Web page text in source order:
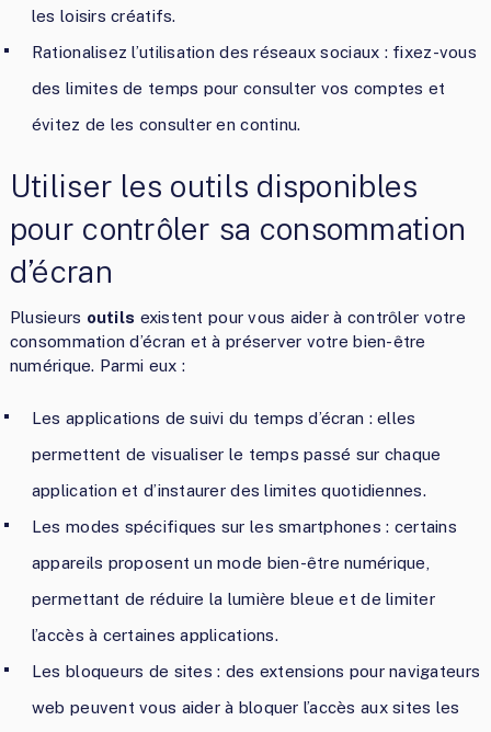
les loisirs créatifs.
Rationalisez l’utilisation des réseaux sociaux : fixez-vous
des limites de temps pour consulter vos comptes et
évitez de les consulter en continu.
Utiliser les outils disponibles
pour contrôler sa consommation
d’écran
Plusieurs outils existent pour vous aider à contrôler votre
consommation d’écran et à préserver votre bien-être
numérique. Parmi eux :
Les applications de suivi du temps d’écran : elles
permettent de visualiser le temps passé sur chaque
application et d’instaurer des limites quotidiennes.
Les modes spécifiques sur les smartphones : certains
appareils proposent un mode bien-être numérique,
permettant de réduire la lumière bleue et de limiter
l’accès à certaines applications.
Les bloqueurs de sites : des extensions pour navigateurs
web peuvent vous aider à bloquer l’accès aux sites les